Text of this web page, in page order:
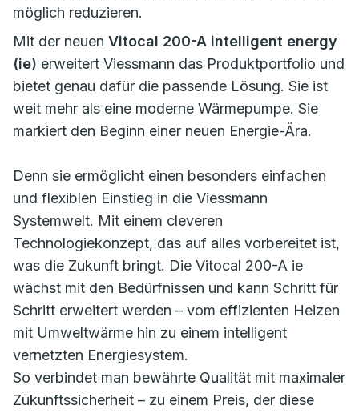
möglich reduzieren.
Mit der neuen Vitocal 200-A intelligent energy
(ie) erweitert Viessmann das Produktportfolio und
bietet genau dafür die passende Lösung. Sie ist
weit mehr als eine moderne Wärmepumpe. Sie
markiert den Beginn einer neuen Energie-Ära.
Denn sie ermöglicht einen besonders einfachen
und flexiblen Einstieg in die Viessmann
Systemwelt. Mit einem cleveren
Technologiekonzept, das auf alles vorbereitet ist,
was die Zukunft bringt. Die Vitocal 200-A ie
wächst mit den Bedürfnissen und kann Schritt für
Schritt erweitert werden – vom effizienten Heizen
mit Umweltwärme hin zu einem intelligent
vernetzten Energiesystem.
So verbindet man bewährte Qualität mit maximaler
Zukunftssicherheit – zu einem Preis, der diese